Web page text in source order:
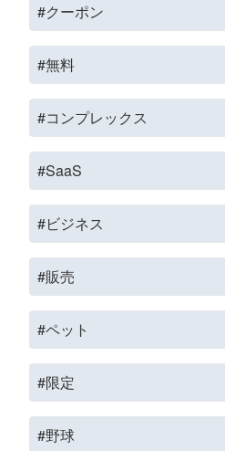
#クーポン
#無料
#コンプレックス
#SaaS
#ビジネス
#販売
#ペット
#限定
#野球